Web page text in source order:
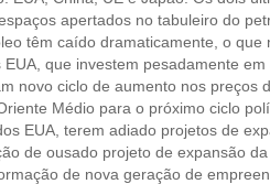
apertados no tabuleiro do
têm caído dramaticamente, o que
que investem pesadamente
novo ciclo de aumento nos preços
Médio para o próximo ciclo
EUA, terem adiado projetos de
de ousado projeto de expansão
de nova geração de